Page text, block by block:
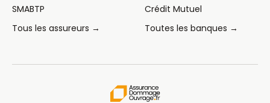
SMABTP
Tous les assureurs →
Crédit Mutuel
Toutes les banques →